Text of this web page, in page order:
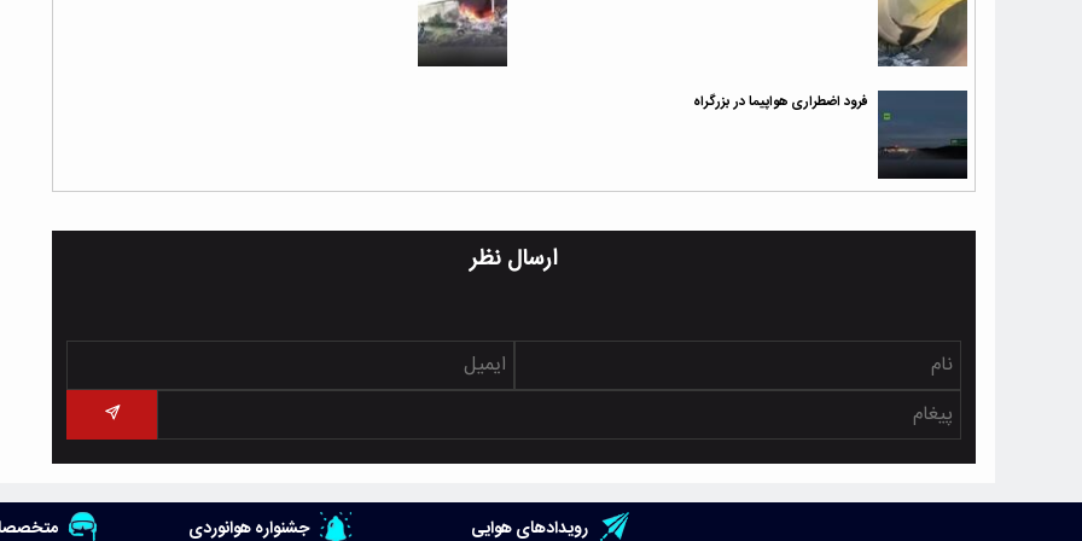
فرود اضطراری هواپیما در بزرگراه
ارسال نظر
رویدادهای هوایی جشنواره هوانوردی